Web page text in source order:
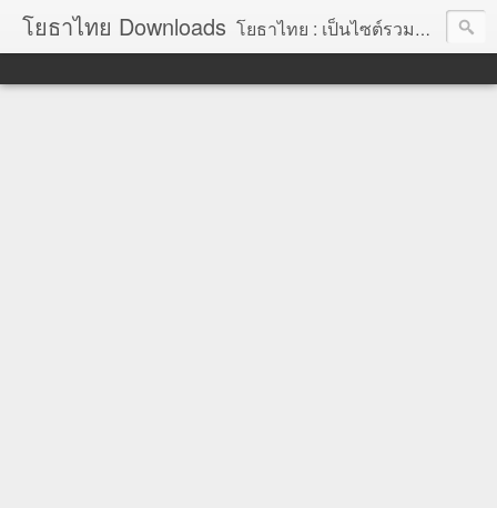
โยธาไทย Downloads โยธาไทย : เป็นไซต์รวมข้อมูลความรู้ สำหรับช่างโยธา นายช่างโยธา วิศวกรโยธา ตลอดจนความรู้สำหรับผู้ที่ปฏิบัติงานในองค์กรปกครองส่วนท้องถิ่น จัดทำโดย นายอภิสิทธิ์ มากสุวรรณ โยธา, โยธาไทย,ช่างโยธา, นายช่างโยธา,วิศวกร, วิศวกรรม, ราคากลาง,หลักเกณฑ์การคำนวณราคากลาง, ราคาวัสดุก่อสร้าง, ราคาพาณิชย์จังหวัด, ค่าขนส่ง, ค่าเสื่อม, ค่าอำนวยการ, ถอดแบบ, ไม้แบบ, วัสดุก่อสร้าง, ค่าแรง, ค่าแรงงาน, ค่าแรงงานคน, ไม้แบบ, การถอดวัสดุ